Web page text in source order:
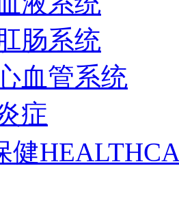
肠系统
血管系统
症
健